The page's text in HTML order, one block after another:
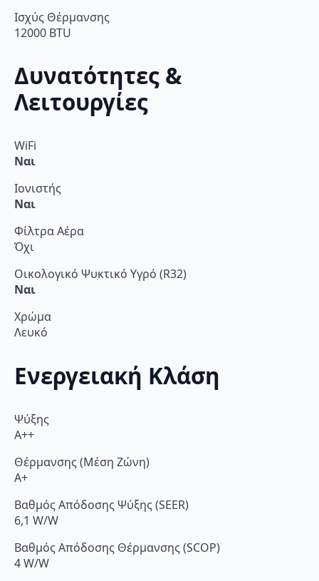
Ισχύς Θέρμανσης
12000 BTU
Δυνατότητες &
Λειτουργίες
WiFi
Ναι
Ιονιστής
Ναι
Φίλτρα Αέρα
Όχι
Οικολογικό Ψυκτικό Υγρό (R32)
Ναι
Χρώμα
Λευκό
Ενεργειακή Κλάση
Ψύξης
A++
Θέρμανσης (Μέση Ζώνη)
A+
Βαθμός Απόδοσης Ψύξης (SEER)
6,1 W/W
Βαθμός Απόδοσης Θέρμανσης (SCOP)
4 W/W